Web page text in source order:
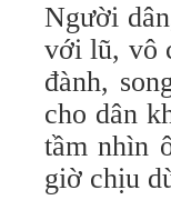
Người
với lũ, vô
đành,
cho dân
tầm nhìn
giờ chịu